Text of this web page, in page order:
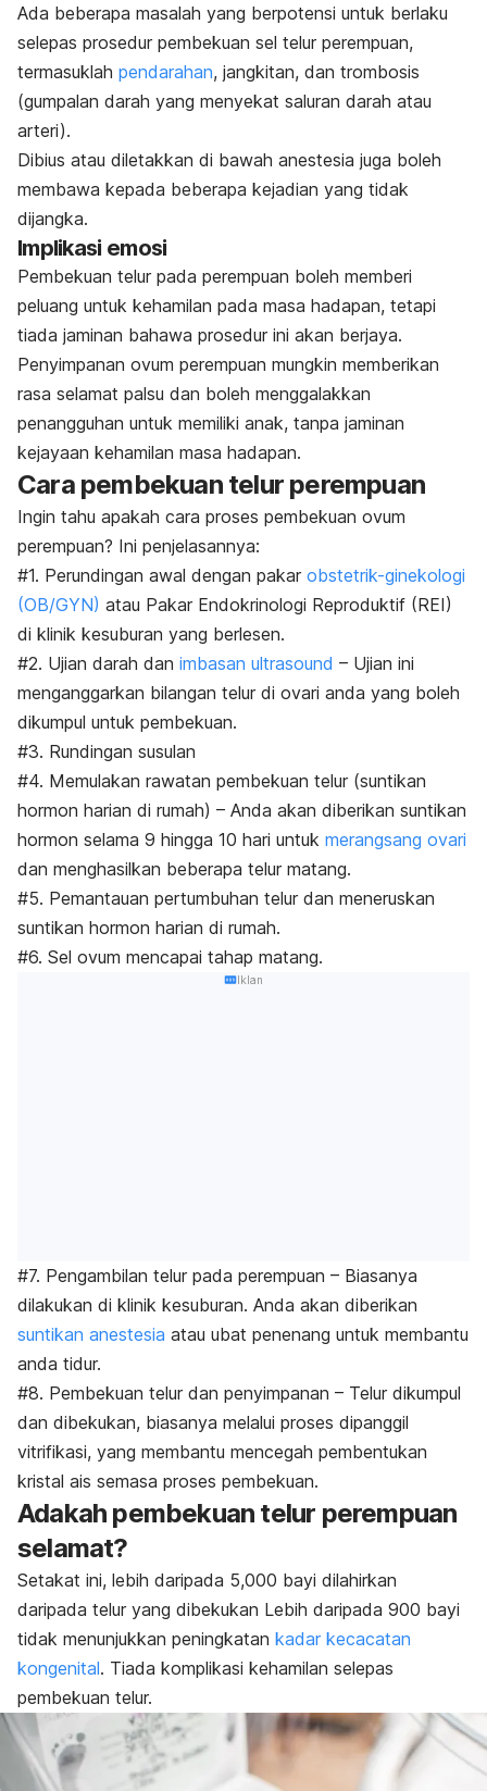
Ada beberapa masalah yang berpotensi untuk berlaku
selepas prosedur pembekuan sel telur perempuan,
termasuklah pendarahan, jangkitan, dan trombosis
(gumpalan darah yang menyekat saluran darah atau
arteri).
Dibius atau diletakkan di bawah anestesia juga boleh
membawa kepada beberapa kejadian yang tidak
dijangka.
Implikasi emosi
Pembekuan telur pada perempuan boleh memberi
peluang untuk kehamilan pada masa hadapan, tetapi
tiada jaminan bahawa prosedur ini akan berjaya.
Penyimpanan ovum perempuan mungkin memberikan
rasa selamat palsu dan boleh menggalakkan
penangguhan untuk memiliki anak, tanpa jaminan
kejayaan kehamilan masa hadapan.
Cara pembekuan telur perempuan
Ingin tahu apakah cara proses pembekuan ovum
perempuan? Ini penjelasannya:
#1. Perundingan awal dengan pakar obstetrik-ginekologi
(OB/GYN) atau Pakar Endokrinologi Reproduktif (REI)
di klinik kesuburan yang berlesen.
#2. Ujian darah dan imbasan ultrasound – Ujian ini
menganggarkan bilangan telur di ovari anda yang boleh
dikumpul untuk pembekuan.
#3. Rundingan susulan
#4. Memulakan rawatan pembekuan telur (suntikan
hormon harian di rumah) – Anda akan diberikan suntikan
hormon selama 9 hingga 10 hari untuk merangsang ovari
dan menghasilkan beberapa telur matang.
#5. Pemantauan pertumbuhan telur dan meneruskan
suntikan hormon harian di rumah.
#6. Sel ovum mencapai tahap matang.
Iklan
#7. Pengambilan telur pada perempuan – Biasanya
dilakukan di klinik kesuburan. Anda akan diberikan
suntikan anestesia atau ubat penenang untuk membantu
anda tidur.
#8. Pembekuan telur dan penyimpanan – Telur dikumpul
dan dibekukan, biasanya melalui proses dipanggil
vitrifikasi, yang membantu mencegah pembentukan
kristal ais semasa proses pembekuan.
Adakah pembekuan telur perempuan
selamat?
Setakat ini, lebih daripada 5,000 bayi dilahirkan
daripada telur yang dibekukan Lebih daripada 900 bayi
tidak menunjukkan peningkatan kadar kecacatan
kongenital. Tiada komplikasi kehamilan selepas
pembekuan telur.